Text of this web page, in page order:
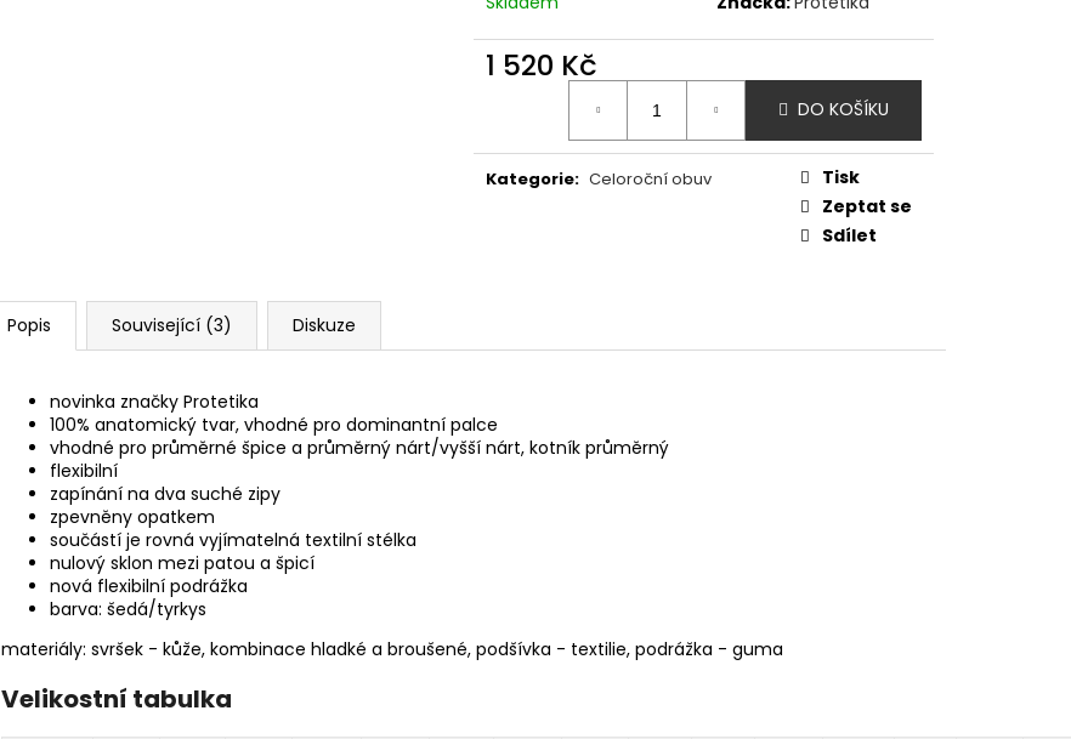
1 520 Kč
DO KOŠÍKU
Kategorie: Celoroční obuv
Tisk
Zeptat se
Sdílet
Popis Související (3) Diskuze
novinka značky Protetika
100% anatomický tvar, vhodné pro dominantní palce
vhodné pro průměrné špice a průměrný nárt/vyšší nárt, kotník průměrný
flexibilní
zapínání na dva suché zipy
zpevněny opatkem
součástí je rovná vyjímatelná textilní stélka
nulový sklon mezi patou a špicí
nová flexibilní podrážka
barva: šedá/tyrkys
materiály: svršek - kůže, kombinace hladké a broušené, podšívka - textilie, podrážka - guma
Velikostní tabulka